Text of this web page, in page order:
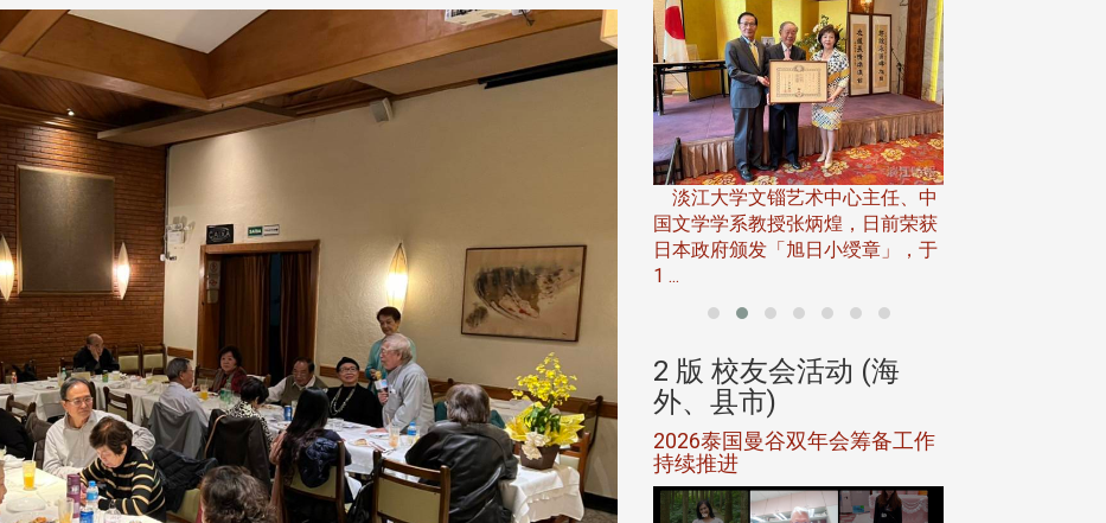
年7月
深耕
...
淡江大学于115年7月30日(四)举
办布达暨单位主管交接典礼。115
学年度校友服务暨资源发展 ...
月31日(五)任期届满。董事会于6月
24日(三)下午5时 ...
淡江大学文锱艺术中心主任、中
国文学学系教授张炳煌，日前荣获
日本政府颁发「旭日小绶章」，于
1 ...
2 版 校友会活动 (海
外、县市)
台中市校友会拜会卢秀燕市
长 校友交流智慧治理凝聚向
心力
2 版 校友会活动 (海
外、县市)
南加州校友会召开115年年中
理事会议 许宗由当选116年
会长 并获授权承办下届世界
校友双年会
2 版 校友会活动 (海
外、县市)
2026泰国曼谷双年会筹备工作
持续推进